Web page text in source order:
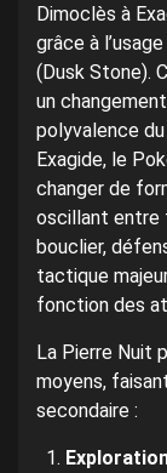
Dimoclès à
grâce à
(Dusk Stone).
un
polyvalence
Exagide, le
changer de
oscillant entre
bouclier,
tactique
fonction des
La Pierre Nuit
moyens,
secondaire :